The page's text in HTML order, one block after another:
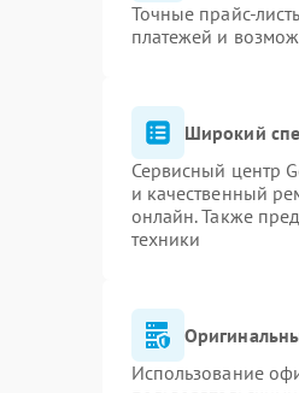
Точные прайс-
платежей и
Широкий
Сервисный центр
и качественный
онлайн. Также
техники
Использование